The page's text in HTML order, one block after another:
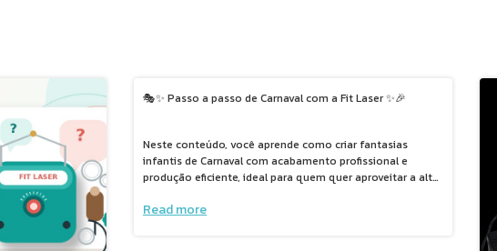
🎭✨ Passo a passo de Carnaval com a Fit Laser ✨🎉
Neste conteúdo, você aprende como criar fantasias
infantis de Carnaval com acabamento profissional e
produção eficiente, ideal para quem quer aproveitar a alta
Read more